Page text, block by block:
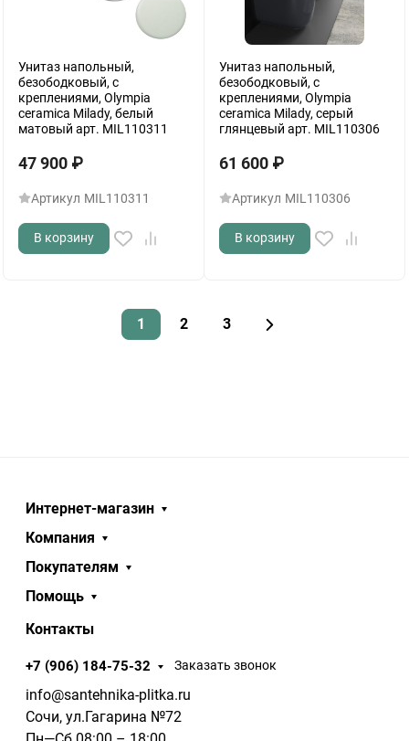
Унитаз напольный,
безободковый, с
креплениями, Olympia
ceramica Milady, белый
матовый арт. MIL110311
47 900 ₽
Артикул MIL110311
В корзину
Унитаз напольный,
безободковый, с
креплениями, Olympia
ceramica Milady, серый
глянцевый арт. MIL110306
61 600 ₽
Артикул MIL110306
В корзину
1 2 3
Интернет-магазин
Компания
Покупателям
Помощь
Контакты
+7 (906) 184-75-32 Заказать звонок
info@santehnika-plitka.ru
Сочи, ул.Гагарина №72